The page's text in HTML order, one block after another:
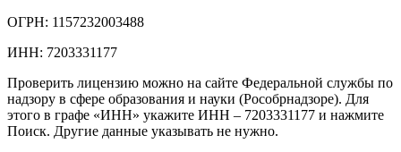
ОГРН: 1157232003488
ИНН: 7203331177
Проверить лицензию можно на сайте Федеральной службы по
надзору в сфере образования и науки (Рособрнадзоре). Для
этого в графе «ИНН» укажите ИНН – 7203331177 и нажмите
Поиск. Другие данные указывать не нужно.